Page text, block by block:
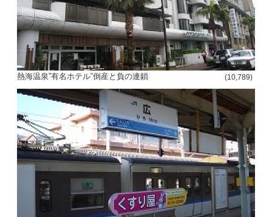
熱海温泉”有名ホテル”倒産と負の連鎖 (10,789)